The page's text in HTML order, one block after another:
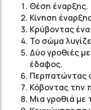
Θέση έναρξης.
Κίνηση
Κρύβοντας
Το σώμα
Δύο γροθιές
έδαφος.
Περπατώντας
Κόβοντας την
Μια γροθιά με